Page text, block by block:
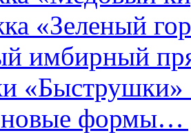
«Зеленый
имбирный
«Быструшки»
формы…